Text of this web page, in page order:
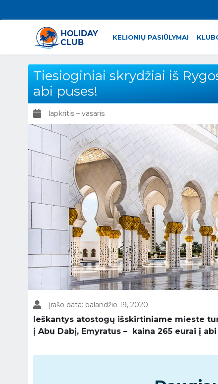
KELIONIŲ PASIŪLYMAI
Tiesioginiai skrydžiai iš
abi puses!
lapkritis – vasaris
Įrašo data: balandžio 19, 2020
Ieškantys atostogų išskirtiniame mieste
į Abu Dabį, Emyratus – kaina 265 eurai į